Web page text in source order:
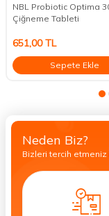
NBL Probiotic Optima
Çiğneme Tableti
651,00TL
Sepete Ekle
Neden Biz?
Bizleri tercih